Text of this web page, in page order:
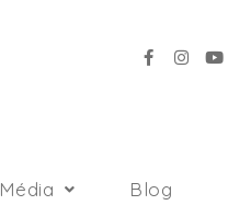
Média Blog